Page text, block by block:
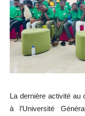
La dernière activité au
à l’Université